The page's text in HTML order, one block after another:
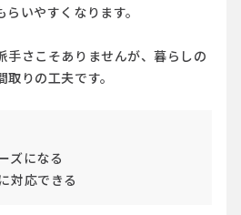
いやすくなります。
手さこそありませんが、暮らしの
りの工夫です。
ズになる
対応できる